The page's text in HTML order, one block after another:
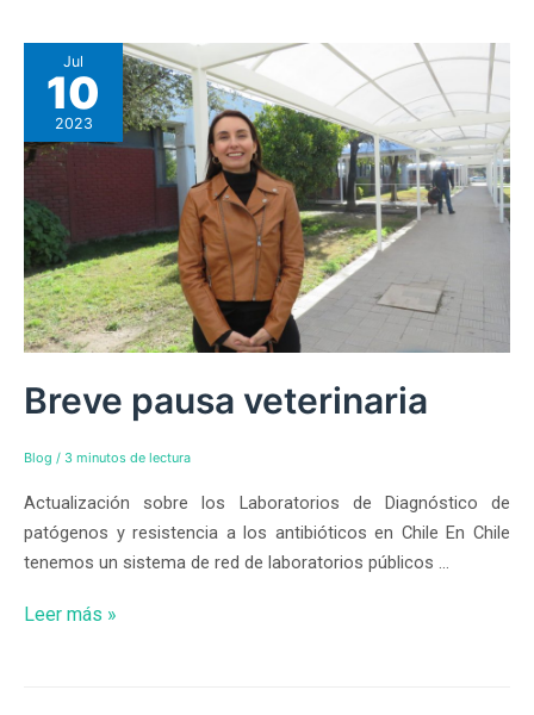
Jul
10
2023
Breve pausa veterinaria
Blog / 3 minutos de lectura
Actualización sobre los Laboratorios de Diagnóstico de
patógenos y resistencia a los antibióticos en Chile En Chile
tenemos un sistema de red de laboratorios públicos …
Leer más »